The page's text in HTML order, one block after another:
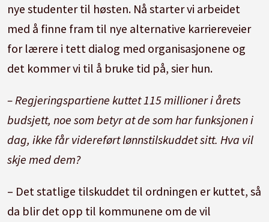
nye studenter til høsten. Nå starter vi arbeidet
med å finne fram til nye alternative karriereveier
for lærere i tett dialog med organisasjonene og
det kommer vi til å bruke tid på, sier hun.
– Regjeringspartiene kuttet 115 millioner i årets
budsjett, noe som betyr at de som har funksjonen i
dag, ikke får videreført lønnstilskuddet sitt. Hva vil
skje med dem?
– Det statlige tilskuddet til ordningen er kuttet, så
da blir det opp til kommunene om de vil